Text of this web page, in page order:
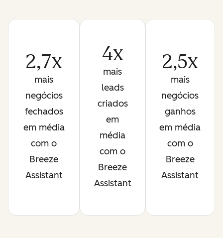
2,7x
mais
negócios
fechados
em média
com o
Breeze
Assistant
4x
mais
leads
criados
em
média
com o
Breeze
Assistant
2,5x
mais
negócios
ganhos
em média
com o
Breeze
Assistant